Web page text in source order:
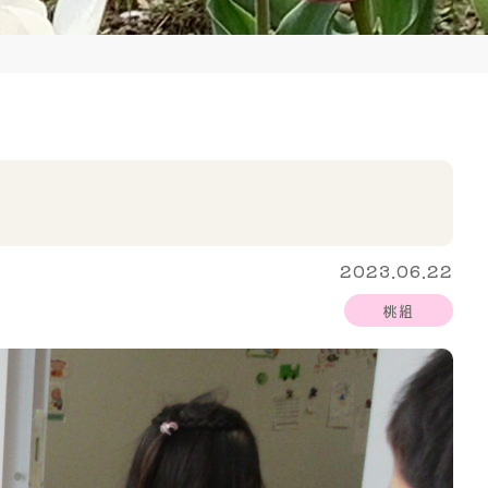
2023.06.22
桃組